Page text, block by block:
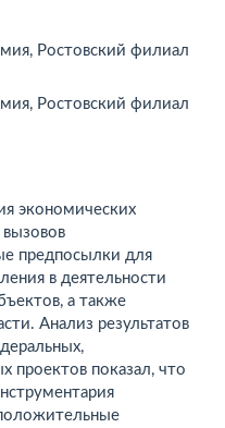
Ростовский филиал
Ростовский филиал
экономических
предпосылки для
в деятельности
а также
Анализ результатов
проектов показал, что